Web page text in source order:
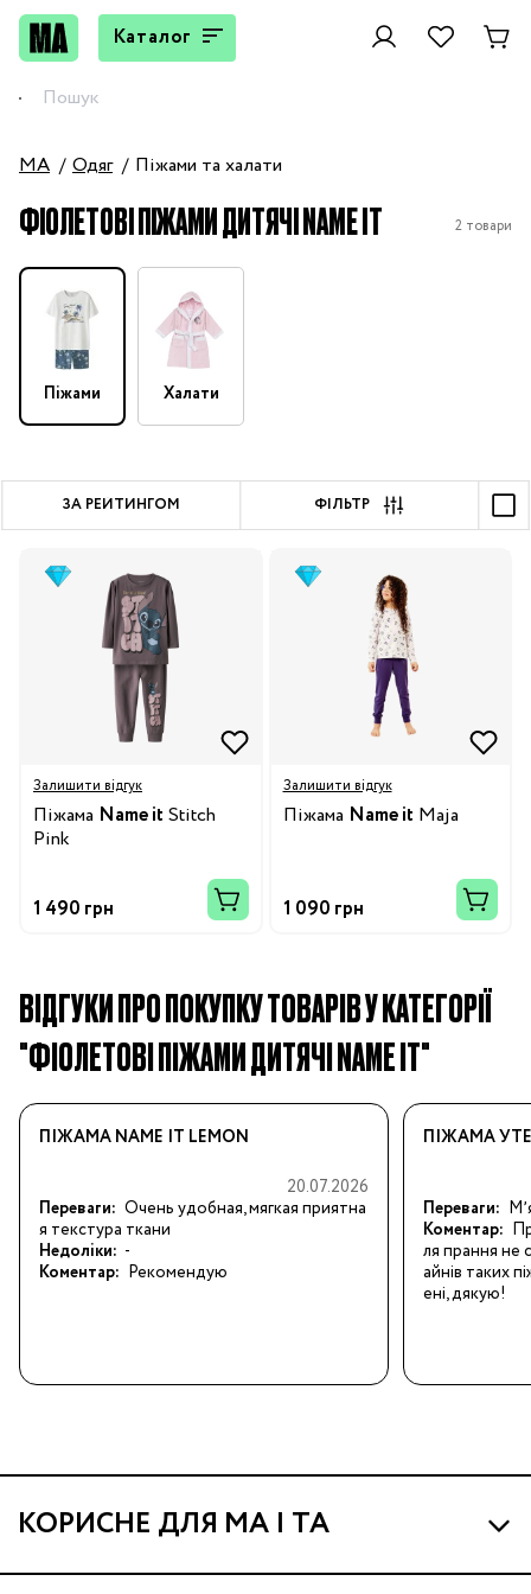
Каталог
MA Одяг Піжами та халати
ФІОЛЕТОВІ ПІЖАМИ ДИТЯЧІ NAME IT 2 товари
Піжами Халати
ЗА РЕЙТИНГОМ ФІЛЬТР
Залишити відгук
Піжама Name it Stitch
Pink
1 490 грн
Залишити відгук
Піжама Name it Maja
1 090 грн
ВІДГУКИ ПРО ПОКУПКУ ТОВАРІВ У КАТЕГОРІЇ
"ФІОЛЕТОВІ ПІЖАМИ ДИТЯЧІ NAME IT"
ПІЖАМА NAME IT LEMON
20.07.2026
Переваги: Очень удобная, мягкая приятна
я текстура ткани
Недоліки: -
Коментар: Рекомендую
ПІЖАМА
Переваги:
Коментар:
ля прання не
айнів таких
ені, дякую!
КОРИСНЕ ДЛЯ МА І ТА
Про МА та Маминих Асистентів